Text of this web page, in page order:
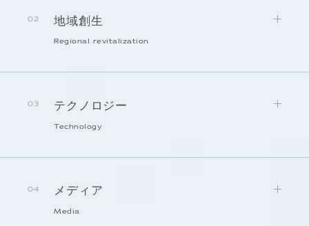
02 地域創生
Regional revitalization
03 テクノロジー
Technology
04 メディア
Media